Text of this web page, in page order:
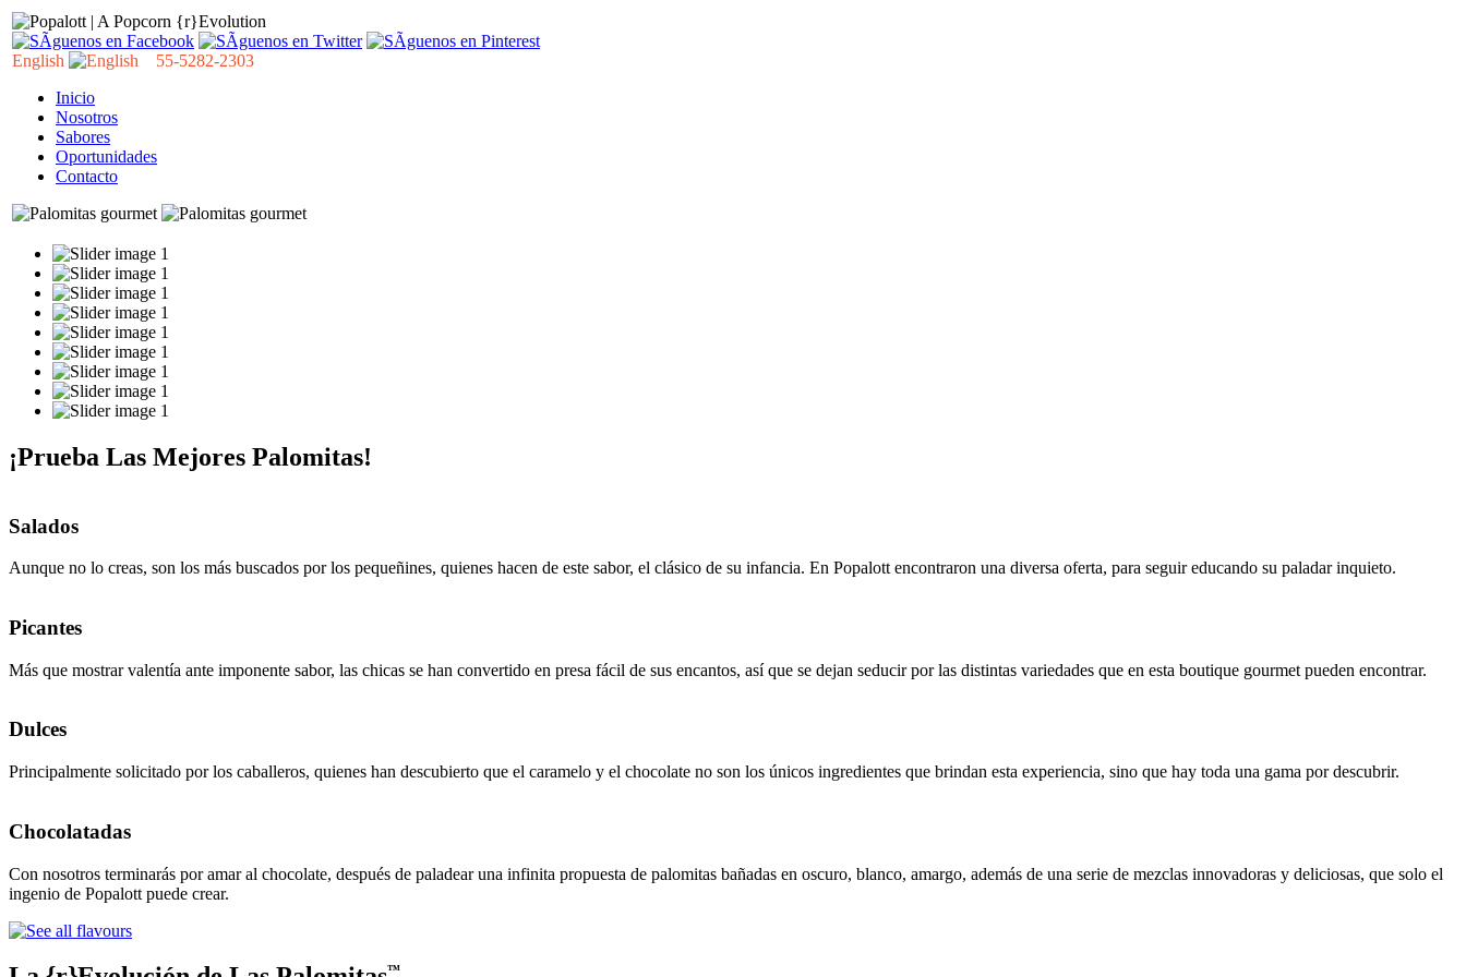
English
55-5282-2303
Inicio
Nosotros
Sabores
Oportunidades
Contacto
¡Prueba Las Mejores Palomitas!
Salados
Aunque no lo creas, son los más buscados por los pequeñines, quienes hacen de este sabor, el clásico de su infancia. En Popalott encontraron una diversa oferta, para seguir educando su paladar inquieto.
Picantes
Más que mostrar valentía ante imponente sabor, las chicas se han convertido en presa fácil de sus encantos, así que se dejan seducir por las distintas variedades que en esta boutique gourmet pueden encontrar.
Dulces
Principalmente solicitado por los caballeros, quienes han descubierto que el caramelo y el chocolate no son los únicos ingredientes que brindan esta experiencia, sino que hay toda una gama por descubrir.
Chocolatadas
Con nosotros terminarás por amar al chocolate, después de paladear una infinita propuesta de palomitas bañadas en oscuro, blanco, amargo, además de una serie de mezclas innovadoras y deliciosas, que solo el
ingenio de Popalott puede crear.
™